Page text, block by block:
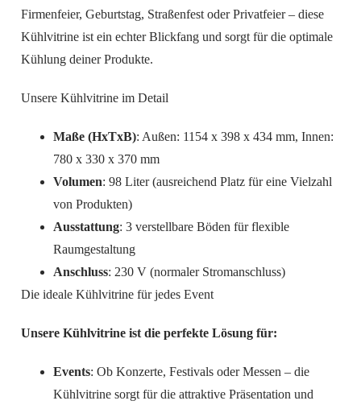
Firmenfeier, Geburtstag, Straßenfest oder Privatfeier – diese
Kühlvitrine ist ein echter Blickfang und sorgt für die optimale
Kühlung deiner Produkte.
Unsere Kühlvitrine im Detail
Maße (HxTxB): Außen: 1154 x 398 x 434 mm, Innen:
780 x 330 x 370 mm
Volumen: 98 Liter (ausreichend Platz für eine Vielzahl
von Produkten)
Ausstattung: 3 verstellbare Böden für flexible
Raumgestaltung
Anschluss: 230 V (normaler Stromanschluss)
Die ideale Kühlvitrine für jedes Event
Unsere Kühlvitrine ist die perfekte Lösung für:
Events: Ob Konzerte, Festivals oder Messen – die
Kühlvitrine sorgt für die attraktive Präsentation und